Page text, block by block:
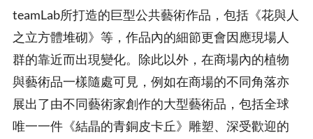
teamLab所打造的巨型公共藝術作品，包括《花與人
之立方體堆砌》等，作品內的細節更會因應現場人
群的靠近而出現變化。除此以外，在商場內的植物
與藝術品一樣隨處可見，例如在商場的不同角落亦
展出了由不同藝術家創作的大型藝術品，包括全球
唯一一件《結晶的青銅皮卡丘》雕塑、深受歡迎的